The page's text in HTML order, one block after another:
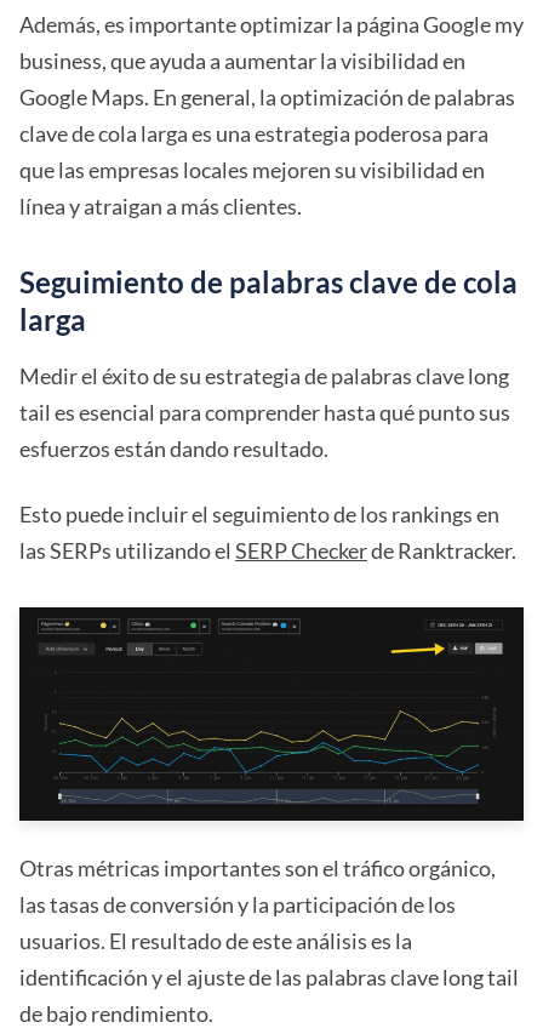
Además, es importante optimizar la página Google my
business, que ayuda a aumentar la visibilidad en
Google Maps. En general, la optimización de palabras
clave de cola larga es una estrategia poderosa para
que las empresas locales mejoren su visibilidad en
línea y atraigan a más clientes.
Seguimiento de palabras clave de cola
larga
Medir el éxito de su estrategia de palabras clave long
tail es esencial para comprender hasta qué punto sus
esfuerzos están dando resultado.
Esto puede incluir el seguimiento de los rankings en
las SERPs utilizando el SERP Checkerde Ranktracker.
Otras métricas importantes son el tráfico orgánico,
las tasas de conversión y la participación de los
usuarios. El resultado de este análisis es la
identificación y el ajuste de las palabras clave long tail
de bajo rendimiento.